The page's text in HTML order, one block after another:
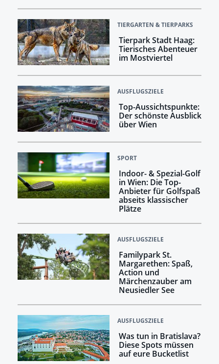
TIERGARTEN & TIERPARKS
Tierpark Stadt Haag:
Tierisches Abenteuer
im Mostviertel
AUSFLUGSZIELE
Top-Aussichtspunkte:
Der schönste Ausblick
über Wien
SPORT
Indoor- & Spezial-Golf
in Wien: Die Top-
Anbieter für Golfspaß
abseits klassischer
Plätze
AUSFLUGSZIELE
Familypark St.
Margarethen: Spaß,
Action und
Märchenzauber am
Neusiedler See
AUSFLUGSZIELE
Was tun in Bratislava?
Diese Spots müssen
auf eure Bucketlist